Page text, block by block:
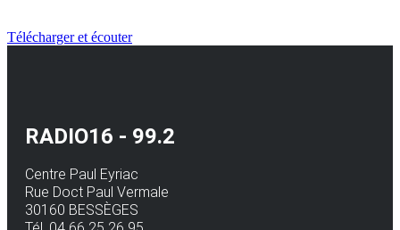
Télécharger et écouter
RADIO16 - 99.2
Centre Paul Eyriac
Rue Doct Paul Vermale
30160 BESSÈGES